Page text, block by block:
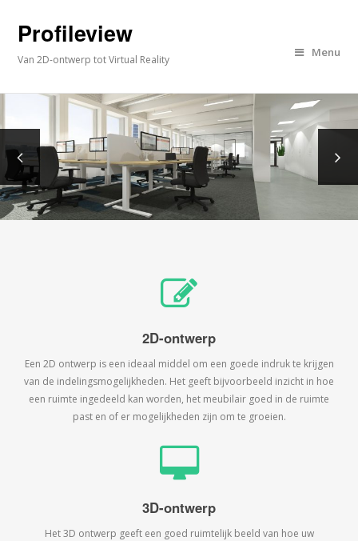
Profileview
Van 2D-ontwerp tot Virtual Reality
Menu
2D-ontwerp
Een 2D ontwerp is een ideaal middel om een goede indruk te krijgen
van de indelingsmogelijkheden. Het geeft bijvoorbeeld inzicht in hoe
een ruimte ingedeeld kan worden, het meubilair goed in de ruimte
past en of er mogelijkheden zijn om te groeien.
3D-ontwerp
Het 3D ontwerp geeft een goed ruimtelijk beeld van hoe uw